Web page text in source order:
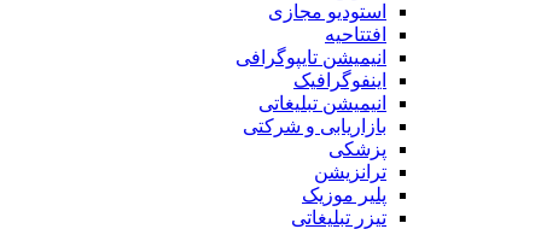
استودیو مجازی
افتتاحیه
انیمیشن تایپوگرافی
اینفوگرافیک
انیمیشن تبلیغاتی
بازاریابی و شرکتی
پزشکی
ترانزیشن
پلیر موزیک
تیزر تبلیغاتی